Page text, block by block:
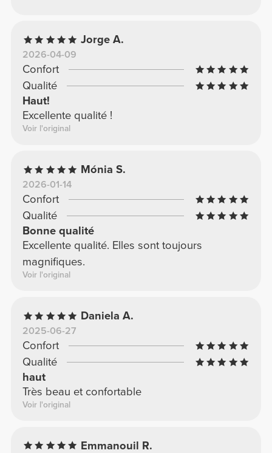
Jorge A.
2026-04-09
Confort
Qualité
Haut!
Excellente qualité !
Voir l'original
Mónia S.
2026-01-14
Confort
Qualité
Bonne qualité
Excellente qualité. Elles sont toujours
magnifiques.
Voir l'original
Daniela A.
2025-06-27
Confort
Qualité
haut
Très beau et confortable
Voir l'original
Emmanouil R.